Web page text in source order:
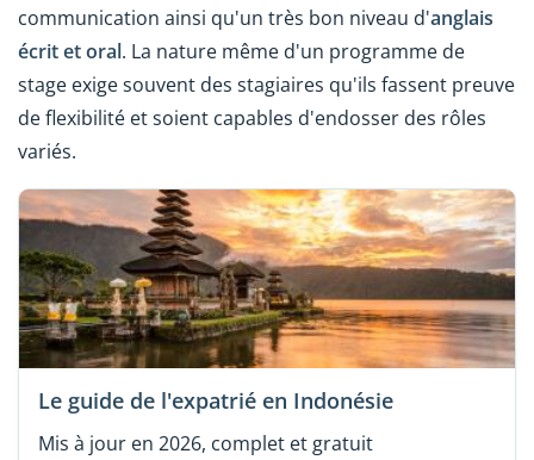
communication ainsi qu'un très bon niveau d'anglais
écrit et oral. La nature même d'un programme de
stage exige souvent des stagiaires qu'ils fassent preuve
de flexibilité et soient capables d'endosser des rôles
variés.
Le guide de l'expatrié en Indonésie
Mis à jour en 2026, complet et gratuit